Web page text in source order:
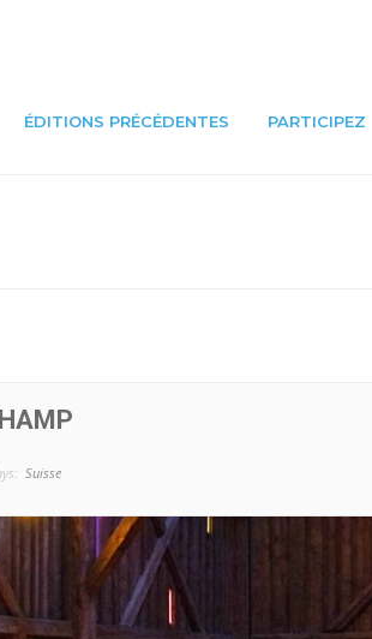
ÉDITIONS PRÉCÉDENTES PARTICIPEZ
Suisse